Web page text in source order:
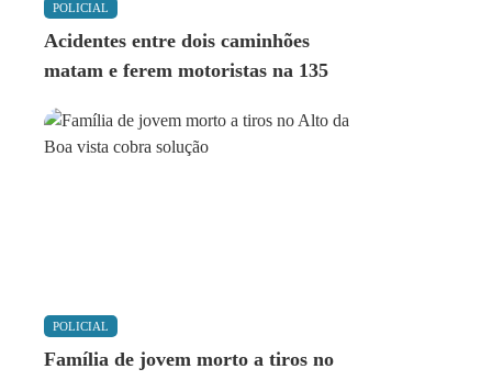
POLICIAL
Acidentes entre dois caminhões
matam e ferem motoristas na 135
POLICIAL
Família de jovem morto a tiros no